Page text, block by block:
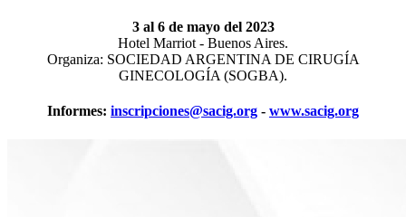
3 al 6 de mayo del 2023
Hotel Marriot - Buenos Aires.
Organiza: SOCIEDAD ARGENTINA DE CIRUGÍA
GINECOLOGÍA (SOGBA).
Informes: inscripciones@sacig.org - www.sacig.org